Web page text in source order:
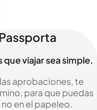
que viajar sea simple.
aprobaciones, te
para que puedas
en el papeleo.